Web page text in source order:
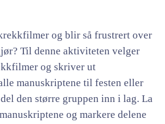
og blir så frustrert over
Til denne aktiviteten velger
og skriver ut
manuskriptene til festen eller
den større gruppen inn i lag. La
og markere delene